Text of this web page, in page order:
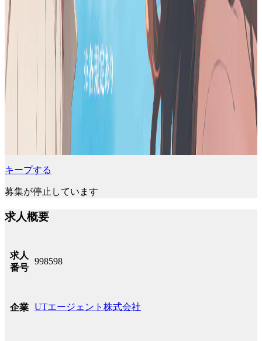
キープする
募集が停止しています
求人概要
求人
番号
998598
企業 UTエージェント株式会社